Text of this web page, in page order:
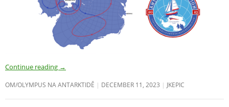
Continue reading →
OM/OLYMPUS NA ANTARKTIDĚ DECEMBER 11, 2023 JKEPIC